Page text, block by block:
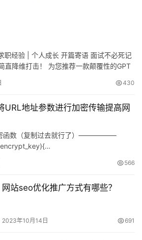
职经验 | 个人成长 开篇寄语 面试不必死记
直降维打击！ 为您推荐一款颠覆性的GPT
430
URL地址参数进行加密传输提高网
数（复制过去就行了）—————–
566
网站seo优化推广方式有哪些？
2023年10月14日 691